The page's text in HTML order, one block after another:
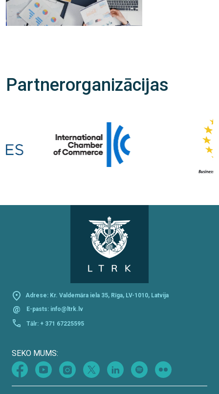
Partnerorganizācijas
Adrese: Kr. Valdemāra iela 35, Rīga, LV-1010, Latvija
@ E-pasts: info@ltrk.lv
Tālr: + 371 67225595
SEKO MUMS: